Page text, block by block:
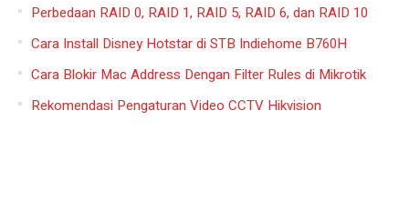
Perbedaan RAID 0, RAID 1, RAID 5, RAID 6, dan RAID 10
Cara Install Disney Hotstar di STB Indiehome B760H
Cara Blokir Mac Address Dengan Filter Rules di Mikrotik
Rekomendasi Pengaturan Video CCTV Hikvision